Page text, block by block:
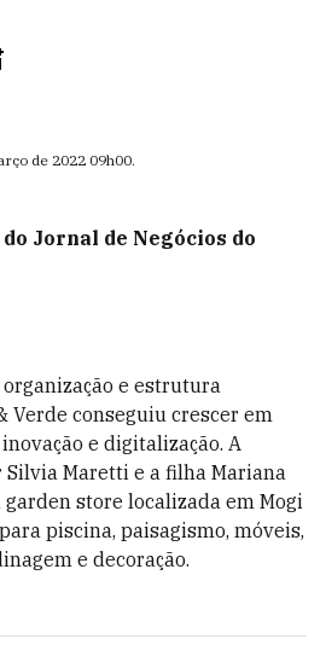
de 2022 09h00.
Jornal de Negócios do
e estrutura
Verde conseguiu crescer em
e digitalização. A
Maretti e a filha Mariana
store localizada em Mogi
piscina, paisagismo, móveis,
e decoração.